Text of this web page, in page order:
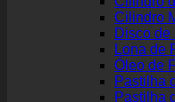
Cilindro
Disco de
Lona de
Óleo de
Pastilha
Pastilha